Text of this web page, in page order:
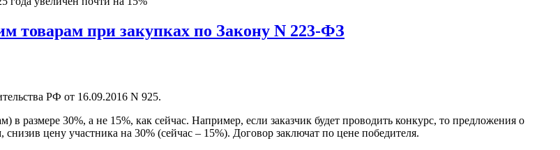
товарам при закупках по Закону N 223-ФЗ
РФ от 16.09.2016 N 925.
размере 30%, а не 15%, как сейчас. Например, если заказчик будет проводить конкурс, то предложения о
цену участника на 30% (сейчас – 15%). Договор заключат по цене победителя.